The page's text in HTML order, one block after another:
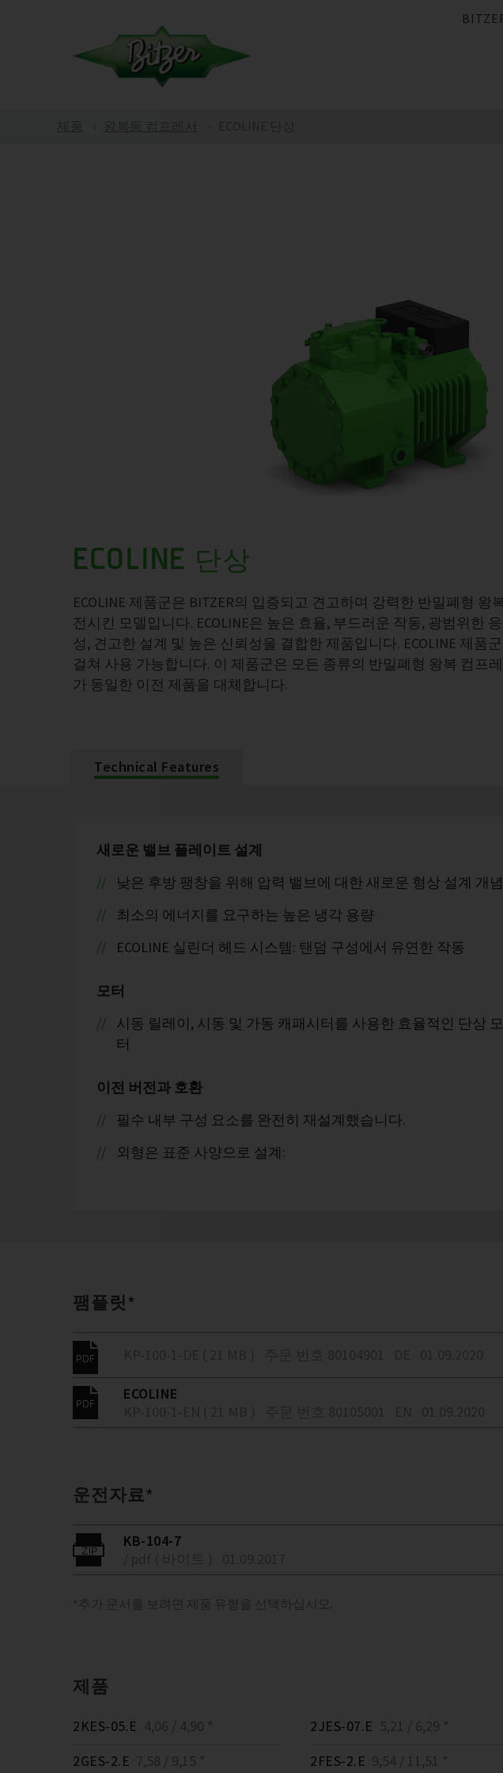
ECOLINE 단상
ECOLINE 제품군은 BITZER의 입증되고 견고하며 강력한 반밀폐형
전시킨 모델입니다. ECOLINE은 높은 효율, 부드러운 작동, 광범위한
성, 견고한 설계 및 높은 신뢰성을 결합한 제품입니다. ECOLINE 제품
걸쳐 사용 가능합니다. 이 제품군은 모든 종류의 반밀폐형 왕복 컴프
가 동일한 이전 제품을 대체합니다.
Technical Features
새로운 밸브 플레이트 설계
낮은 후방 팽창을 위해 압력 밸브에 대한 새로운 형상 설계 개념
최소의 에너지를 요구하는 높은 냉각 용량
ECOLINE 실린더 헤드 시스템: 탠덤 구성에서 유연한 작동
모터
시동 릴레이, 시동 및 가동 캐패시터를 사용한 효율적인 단상 모
터
이전 버전과 호환
필수 내부 구성 요소를 완전히 재설계했습니다.
외형은 표준 사양으로 설계:
팸플릿*
ECOLINE
운전자료*
KB-104-7
*추가 문서를 보려면 제품 유형을 선택하십시오.
제품
2KES-05.E 4,06 / 4,90 * 2JES-07.E 5,21 / 6,29 *
2GES-2.E 7,58 / 9,15 * 2FES-2.E 9,54 / 11,51 *